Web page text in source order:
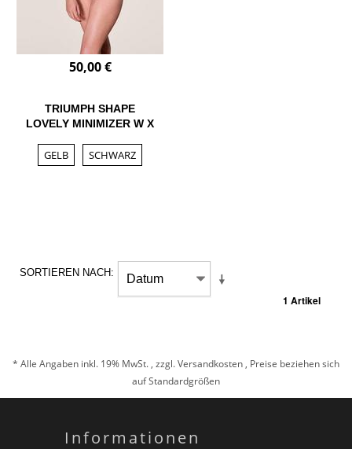
50,00 €
TRIUMPH SHAPE
LOVELY MINIMIZER W X
GELB SCHWARZ
SORTIEREN NACH
1 Artikel
* Alle Angaben inkl. 19% MwSt. , zzgl.Versandkosten , Preise beziehen sich
auf Standardgrößen
Informationen